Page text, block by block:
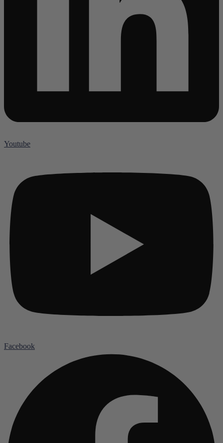
Youtube
Facebook